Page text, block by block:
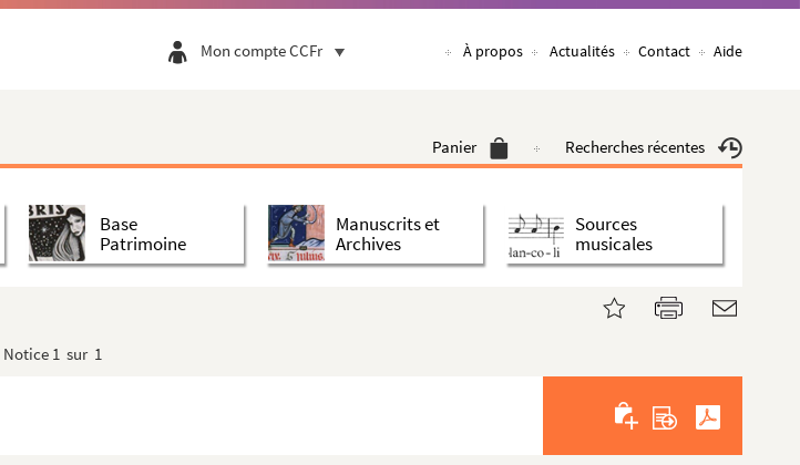
Mon compte CCFr À propos Actualités Contact Aide
Panier Recherches récentes
Base
Patrimoine
Manuscrits et
Archives
Sources
musicales
Notice 1 sur 1